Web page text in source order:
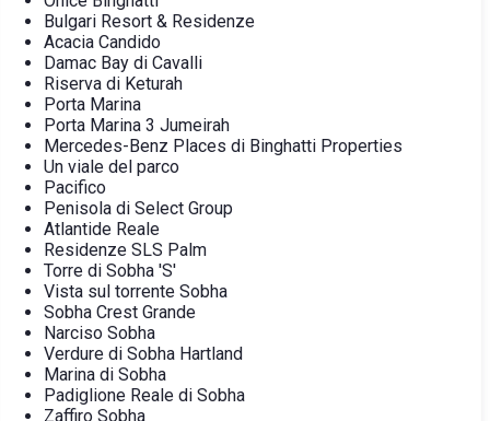
Bulgari Resort & Residenze
Acacia Candido
Damac Bay di Cavalli
Riserva di Keturah
Porta Marina
Porta Marina 3 Jumeirah
Mercedes-Benz Places di Binghatti Properties
Un viale del parco
Pacifico
Penisola di Select Group
Atlantide Reale
Residenze SLS Palm
Torre di Sobha 'S'
Vista sul torrente Sobha
Sobha Crest Grande
Narciso Sobha
Verdure di Sobha Hartland
Marina di Sobha
Padiglione Reale di Sobha
Zaffiro Sobha